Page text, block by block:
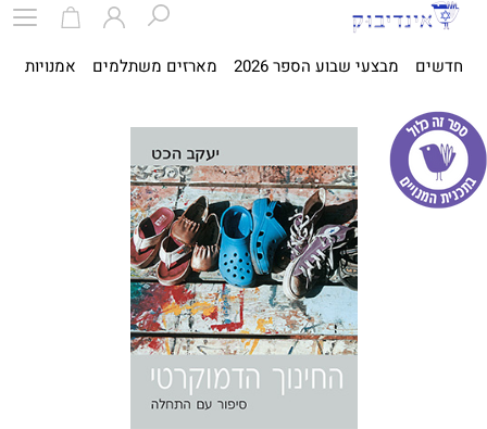
חדשים מבצעי שבוע הספר 2026 מארזים משתלמים אמנויות